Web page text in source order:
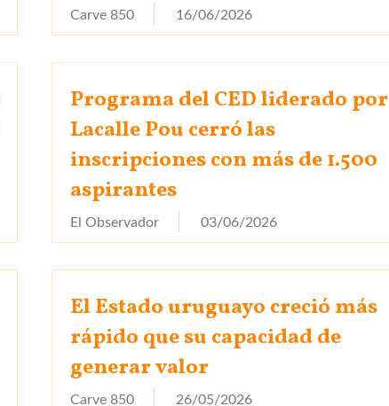
Carve 850 16/06/2026
Programa del CED liderado por
Lacalle Pou cerró las
inscripciones con más de 1.500
aspirantes
El Observador 03/06/2026
El Estado uruguayo creció más
rápido que su capacidad de
generar valor
Carve 850 26/05/2026